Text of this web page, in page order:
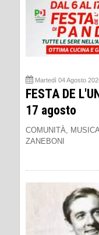
Martedì 04 Agosto
FESTA DE
17 agosto
COMUNITÀ,
ZANEBONI